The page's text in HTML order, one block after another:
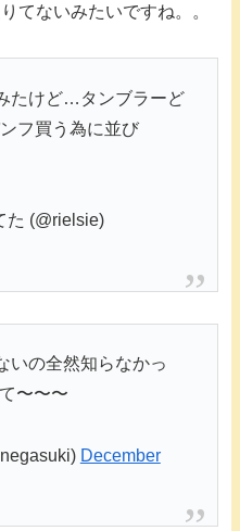
てないみたいですね。。
たけど…タンブラーど
フ買う為に並び
た (@rielsie)
いの全然知らなかっ
〜〜〜
December